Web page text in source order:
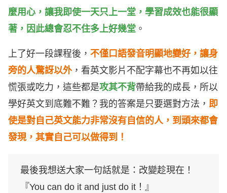
麼用心，讓我即使一天只上一堂，學習成效也能很顯
著，因此總會忍不住多上好幾堂 。
上了好一段課程後， 不僅口語發音明顯地變好，讓身
旁的人驚訝以外 ，看英文影片不配字幕也不再如以往
慌張或吃力，這些都是攻其不背帶給我的成長，所以
學好英文到底難不難？我的答案是只要選對方法， 即
使是對自己英文能力非常沒有自信的人，到頭來都會
發現，其實自己可以做得到！
最後我想送大家一句話就是：改變趁現在！
『You can do it and just do it！』